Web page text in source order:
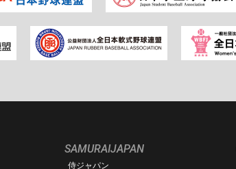
SAMURAIJAPAN
侍ジャパン